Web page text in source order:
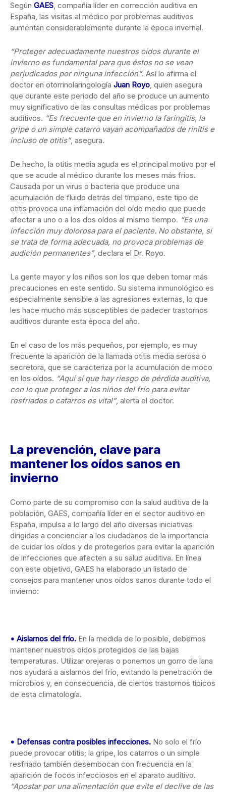
Según GAES, compañía líder en corrección auditiva en
España, las visitas al médico por problemas auditivos
aumentan considerablemente durante la época invernal.
“Proteger adecuadamente nuestros oídos durante el
invierno es fundamental para que éstos no se vean
perjudicados por ninguna infección”. Así lo afirma el
doctor en otorrinolaringología Juan Royo, quien asegura
que durante este periodo del año se produce un aumento
muy significativo de las consultas médicas por problemas
auditivos. “Es frecuente que en invierno la faringitis, la
gripe o un simple catarro vayan acompañados de rinitis e
incluso de otitis”, asegura.
De hecho, la otitis media aguda es el principal motivo por el
que se acude al médico durante los meses más fríos.
Causada por un virus o bacteria que produce una
acumulación de fluido detrás del tímpano, este tipo de
otitis provoca una inflamación del oído medio que puede
afectar a uno o a los dos oídos al mismo tiempo. “Es una
infección muy dolorosa para el paciente. No obstante, si
se trata de forma adecuada, no provoca problemas de
audición permanentes”, declara el Dr. Royo.
La gente mayor y los niños son los que deben tomar más
precauciones en este sentido. Su sistema inmunológico es
especialmente sensible a las agresiones externas, lo que
les hace mucho más susceptibles de padecer trastornos
auditivos durante esta época del año.
En el caso de los más pequeños, por ejemplo, es muy
frecuente la aparición de la llamada otitis media serosa o
secretora, que se caracteriza por la acumulación de moco
en los oídos. “Aquí sí que hay riesgo de pérdida auditiva,
con lo que proteger a los niños del frío para evitar
resfriados o catarros es vital”, alerta el doctor.
La prevención, clave para
mantener los oídos sanos en
invierno
Como parte de su compromiso con la salud auditiva de la
población, GAES, compañía líder en el sector auditivo en
España, impulsa a lo largo del año diversas iniciativas
dirigidas a concienciar a los ciudadanos de la importancia
de cuidar los oídos y de protegerlos para evitar la aparición
de infecciones que afecten a su salud auditiva. En línea
con este objetivo, GAES ha elaborado un listado de
consejos para mantener unos oídos sanos durante todo el
invierno:
• Aislarnos del frío. En la medida de lo posible, debemos
mantener nuestros oídos protegidos de las bajas
temperaturas. Utilizar orejeras o ponernos un gorro de lana
nos ayudará a aislarnos del frío, evitando la penetración de
microbios y, en consecuencia, de ciertos trastornos típicos
de esta climatología.
• Defensas contra posibles infecciones. No solo el frío
puede provocar otitis; la gripe, los catarros o un simple
resfriado también desembocan con frecuencia en la
aparición de focos infecciosos en el aparato auditivo.
“Apostar por una alimentación que evite el declive de las